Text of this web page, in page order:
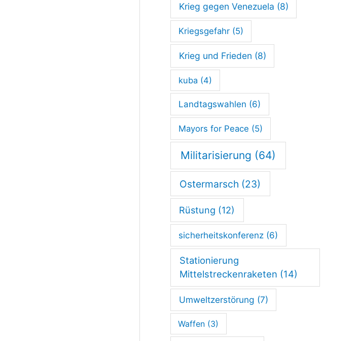
Krieg gegen Venezuela (8)
Kriegsgefahr (5)
Krieg und Frieden (8)
kuba (4)
Landtagswahlen (6)
Mayors for Peace (5)
Militarisierung (64)
Ostermarsch (23)
Rüstung (12)
sicherheitskonferenz (6)
Stationierung
Mittelstreckenraketen (14)
Umweltzerstörung (7)
Waffen (3)